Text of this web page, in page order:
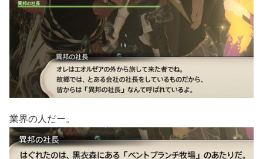
業界の人だー。